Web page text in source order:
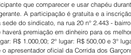
que comparecer e usar chapéu
A participação é gratuita e a
do sindicato, na rua 20 n° 2.443 -
premiação em dinheiro para os
R$ 1.000,00; 2° lugar: R$ 500,00 e 3°
apresentador oficial da Corrida dos